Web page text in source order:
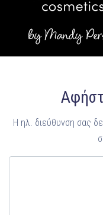
Η ηλ. διεύθυνση σας